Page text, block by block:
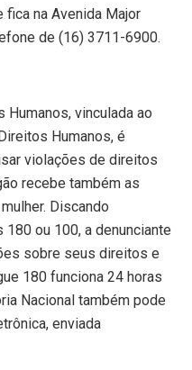
fica na Avenida Major
de (16) 3711-6900.
Humanos, vinculada ao
Humanos, é
violações de direitos
recebe também as
Discando
ou 100, a denunciante
sobre seus direitos e
180 funciona 24 horas
Nacional também pode
enviada